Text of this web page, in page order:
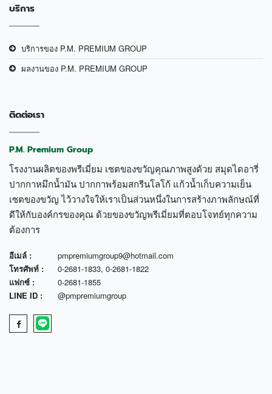
บริการ
บริการของ P.M. PREMIUM GROUP
ผลงานของ P.M. PREMIUM GROUP
ติดต่อเรา
P.M. Premium Group
โรงงานผลิตของพรีเมี่ยม เซตของขวัญคุณภาพสูงด้วย สมุดไดอารี่
ปากกาหมึกน้ำมัน ปากกาพร้อมสกรีนโลโก้ แก้วน้ำเก็บความเย็น
เซตของขวัญ ไว้วางใจให้เราเป็นส่วนหนึ่งในการสร้างภาพลักษณ์ที่
ดีให้กับองค์กรของคุณ ด้วยของขวัญพรีเมี่ยมที่ตอบโจทย์ทุกความ
ต้องการ
อีเมล์ :
pmpremiumgroup9@hotmail.com
โทรศัพท์ :
0-2681-1833, 0-2681-1822
แฟกซ์ :
0-2681-1855
LINE ID :
@pmpremiumgroup